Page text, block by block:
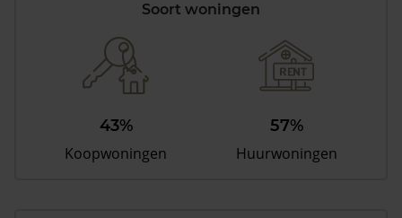
Soort woningen
43%
Koopwoningen
57%
Huurwoningen